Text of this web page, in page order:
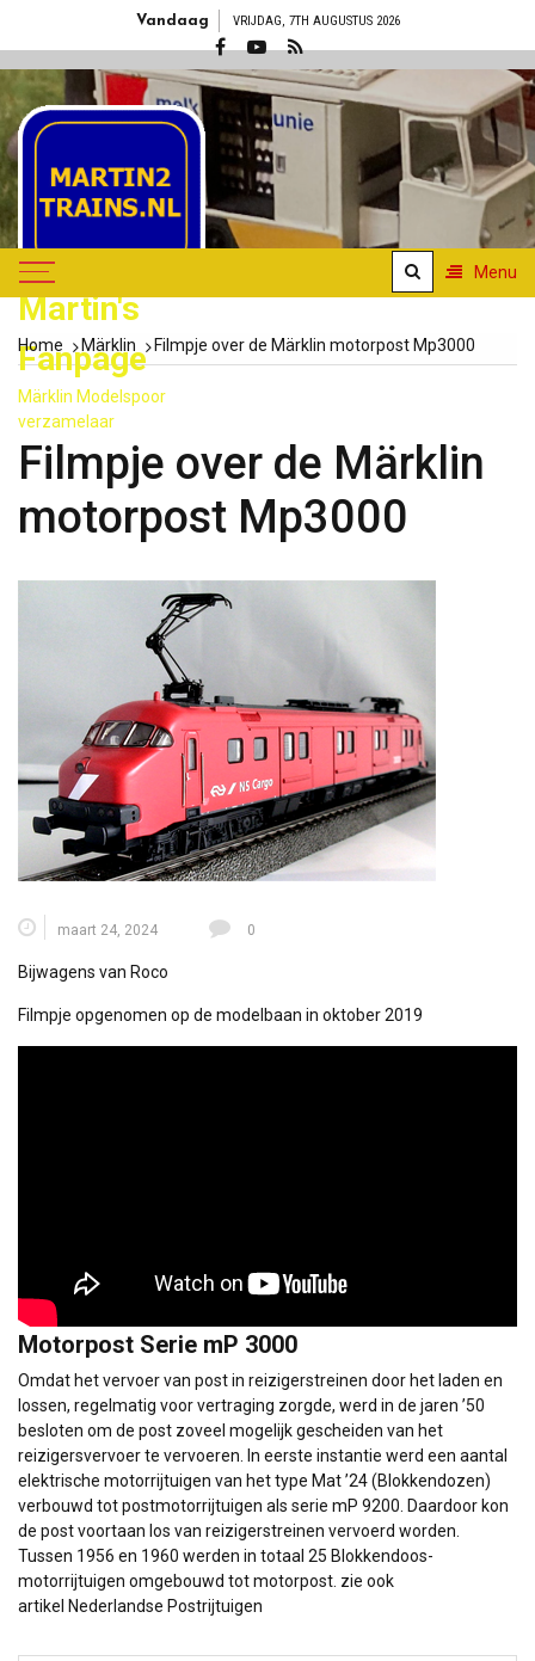
Vandaag VRIJDAG, 7TH AUGUSTUS 2026
Martin's
Fanpage
Märklin Modelspoor
verzamelaar
Menu
Home Märklin Filmpje over de Märklin motorpost Mp3000
Filmpje over de Märklin
motorpost Mp3000
maart 24, 2024 0
Bijwagens van Roco
Filmpje opgenomen op de modelbaan in oktober 2019
Motorpost Serie mP 3000
Omdat het vervoer van post in reizigerstreinen door het laden en
lossen, regelmatig voor vertraging zorgde, werd in de jaren ’50
besloten om de post zoveel mogelijk gescheiden van het
reizigersvervoer te vervoeren. In eerste instantie werd een aantal
elektrische motorrijtuigen van het type Mat ’24 (Blokkendozen)
verbouwd tot postmotorrijtuigen als serie mP 9200 . Daardoor kon
de post voortaan los van reizigerstreinen vervoerd worden.
Tussen 1956 en 1960 werden in totaal 25 Blokkendoos-
motorrijtuigen omgebouwd tot motorpost. zie ook
artikel Nederlandse Postrijtuigen